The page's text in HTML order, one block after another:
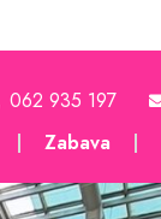
062 935 197
Zabava